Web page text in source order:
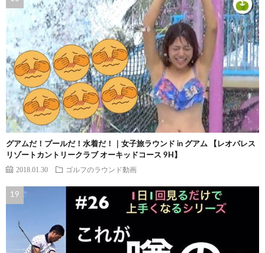
グアムだ！プールだ！水着だ！｜女子旅ラウンド in グアム 【レオパレス
リゾートカントリークラブ オーキッドコース 9H】
2018.01.30 ゴルフのラウンド動画